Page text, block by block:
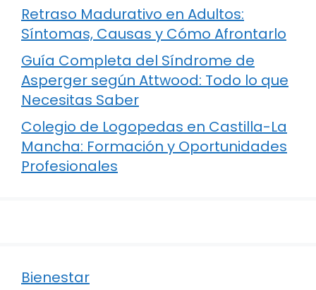
Retraso Madurativo en Adultos:
Síntomas, Causas y Cómo Afrontarlo
Guía Completa del Síndrome de
Asperger según Attwood: Todo lo que
Necesitas Saber
Colegio de Logopedas en Castilla-La
Mancha: Formación y Oportunidades
Profesionales
Bienestar